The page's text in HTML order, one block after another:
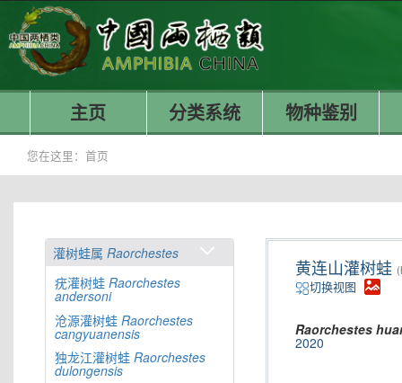
主页 分类系统 物种鉴别
您在这里： 首页
灌树蛙属 Raorchestes
疣灌树蛙 Raorchestes
andersoni
沧源灌树蛙 Raorchestes
cangyuanensis
独龙江灌树蛙 Raorchestes
dulongensis
黄连山灌树蛙
切换视图
Raorchestes
2020